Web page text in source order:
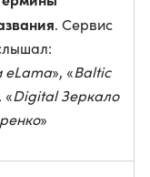
. Сервис
eLama», «Baltic
«Digital Зеркало
»